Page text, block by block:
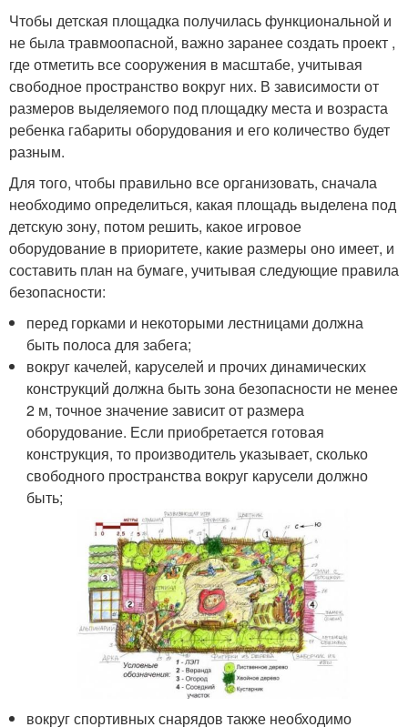
Чтобы детская площадка получилась функциональной и
не была травмоопасной, важно заранее создать проект ,
где отметить все сооружения в масштабе, учитывая
свободное пространство вокруг них. В зависимости от
размеров выделяемого под площадку места и возраста
ребенка габариты оборудования и его количество будет
разным.
Для того, чтобы правильно все организовать, сначала
необходимо определиться, какая площадь выделена под
детскую зону, потом решить, какое игровое
оборудование в приоритете, какие размеры оно имеет, и
составить план на бумаге, учитывая следующие правила
безопасности:
перед горками и некоторыми лестницами должна
быть полоса для забега;
вокруг качелей, каруселей и прочих динамических
конструкций должна быть зона безопасности не менее
2 м, точное значение зависит от размера
оборудование. Если приобретается готовая
конструкция, то производитель указывает, сколько
свободного пространства вокруг карусели должно
быть;
вокруг спортивных снарядов также необходимо